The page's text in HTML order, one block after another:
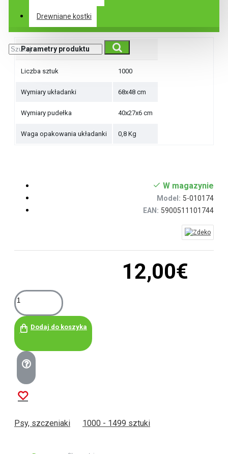
Drewniane kostki
Specyfikacje
Parametry produktu
Liczba sztuk 1000
Wymiary układanki 68x48 cm
Wymiary pudełka 40x27x6 cm
Waga opakowania układanki 0,8 Kg
12,00€
W magazynie
Model: 5-010174
EAN: 5900511101744
Dodaj do koszyka
Psy, szczeniaki 1000 - 1499 sztuki